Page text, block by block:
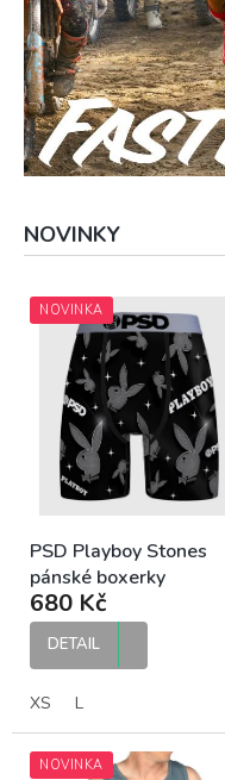
NOVINKY
NOVINKA
PSD Playboy Stones
pánské boxerky
680 Kč
DETAIL
XS L
NOVINKA